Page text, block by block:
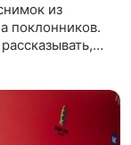
из
поклонников.